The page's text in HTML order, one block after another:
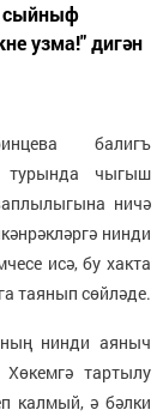
сыйныф
узма!" дигән
балигъ
турында чыгыш
ничә
нинди
исә, бу хакта
таянып сөйләде.
нинди аяныч
Хөкемгә тартылу
калмый, ә бәлки